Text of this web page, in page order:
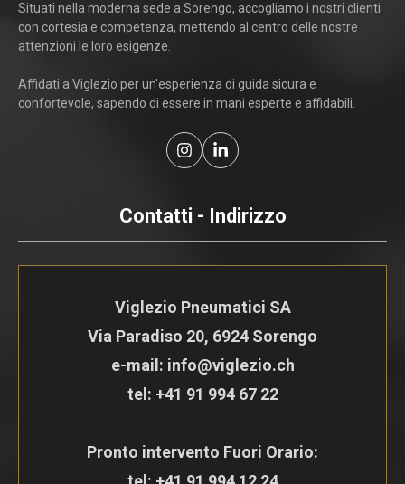
Situati nella moderna sede a Sorengo, accogliamo i nostri clienti
con cortesia e competenza, mettendo al centro delle nostre
attenzioni le loro esigenze.
Affidati a Viglezio per un'esperienza di guida sicura e
confortevole, sapendo di essere in mani esperte e affidabili.
Contatti - Indirizzo
Viglezio Pneumatici SA
Via Paradiso 20, 6924 Sorengo
e-mail: info@viglezio.ch
tel: +41 91 994 67 22
Pronto intervento Fuori Orario: